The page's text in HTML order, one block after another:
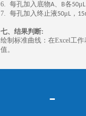
6. 每孔加入底物A、 B各50μL
7. 每孔加入终止液50μL ，
七、 结果判断:
绘制标准曲线：在Excel工作
值。
-